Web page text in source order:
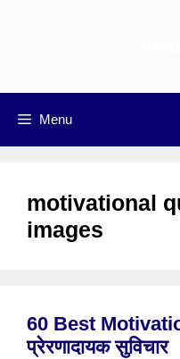
Menu
motivational
images
60 Best
प्रेरणादायक सुविचार